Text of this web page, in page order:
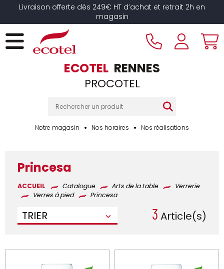
Livraison offerte dès 249€ HT d’achat et retrait 2h en
magasin
ECOTEL RENNES
PROCOTEL
Notre magasin Nos horaires Nos réalisations
Princesa
ACCUEIL Catalogue Arts de la table
Verrerie
Verres à pied
Princesa
TRIER 3 Article(s)
Panneau de gestion des cookies